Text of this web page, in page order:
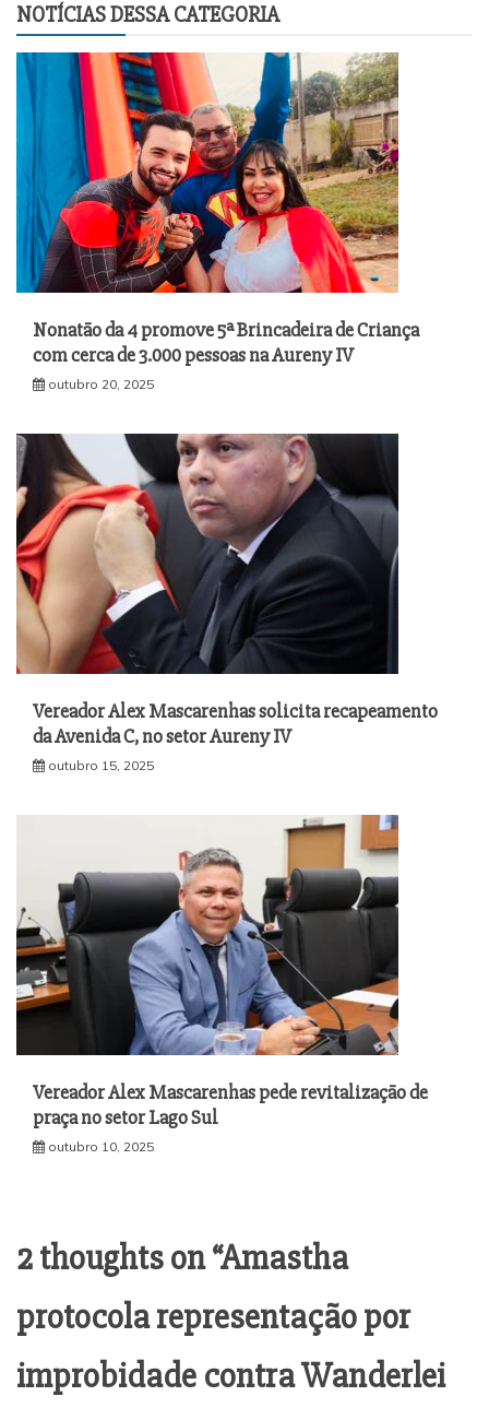
NOTÍCIAS DESSA CATEGORIA
Nonatão da 4 promove 5ª Brincadeira de Criança
com cerca de 3.000 pessoas na Aureny IV
outubro 20, 2025
Vereador Alex Mascarenhas solicita recapeamento
da Avenida C, no setor Aureny IV
outubro 15, 2025
Vereador Alex Mascarenhas pede revitalização de
praça no setor Lago Sul
outubro 10, 2025
2 thoughts on “Amastha
protocola representação por
improbidade contra Wanderlei